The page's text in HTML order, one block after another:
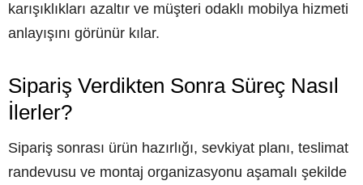
karışıklıkları azaltır ve müşteri odaklı mobilya hizmeti
anlayışını görünür kılar.
Sipariş Verdikten Sonra Süreç Nasıl
İlerler?
Sipariş sonrası ürün hazırlığı, sevkiyat planı, teslimat
randevusu ve montaj organizasyonu aşamalı şekilde